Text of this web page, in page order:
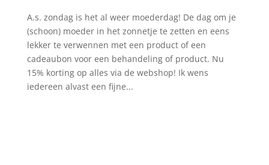
A.s. zondag is het al weer moederdag! De dag om je
(schoon) moeder in het zonnetje te zetten en eens
lekker te verwennen met een product of een
cadeaubon voor een behandeling of product. Nu
15% korting op alles via de webshop! Ik wens
iedereen alvast een fijne...